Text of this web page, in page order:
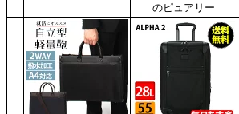
のピュアリー